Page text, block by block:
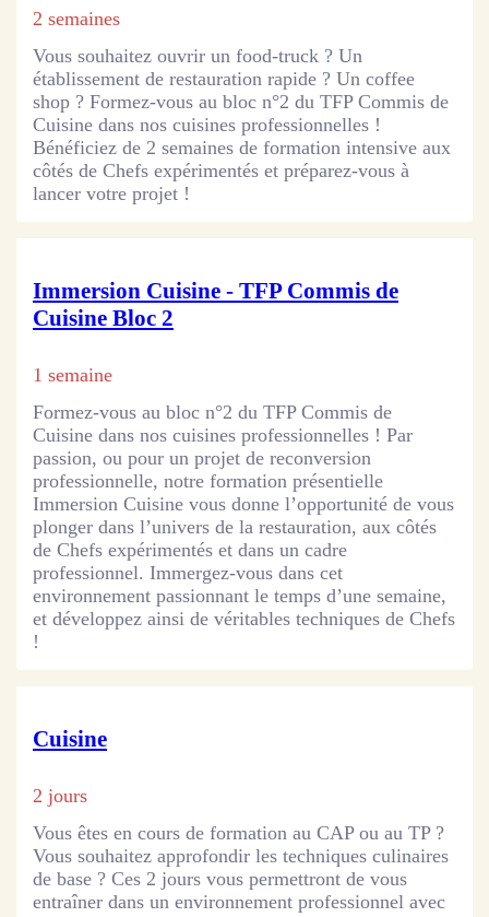
2 semaines
Vous souhaitez ouvrir un food-truck ? Un
établissement de restauration rapide ? Un coffee
shop ? Formez-vous au bloc n°2 du TFP Commis de
Cuisine dans nos cuisines professionnelles !
Bénéficiez de 2 semaines de formation intensive aux
côtés de Chefs expérimentés et préparez-vous à
lancer votre projet !
Immersion Cuisine - TFP Commis de
Cuisine Bloc 2
1 semaine
Formez-vous au bloc n°2 du TFP Commis de
Cuisine dans nos cuisines professionnelles ! Par
passion, ou pour un projet de reconversion
professionnelle, notre formation présentielle
Immersion Cuisine vous donne l’opportunité de vous
plonger dans l’univers de la restauration, aux côtés
de Chefs expérimentés et dans un cadre
professionnel. Immergez-vous dans cet
environnement passionnant le temps d’une semaine,
et développez ainsi de véritables techniques de Chefs
!
Cuisine
2 jours
Vous êtes en cours de formation au CAP ou au TP ?
Vous souhaitez approfondir les techniques culinaires
de base ? Ces 2 jours vous permettront de vous
entraîner dans un environnement professionnel avec